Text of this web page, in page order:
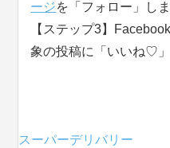
ージを「フォロー」しま
【ステップ3】
象の投稿に「いいね♡」
スーパーデリバリー